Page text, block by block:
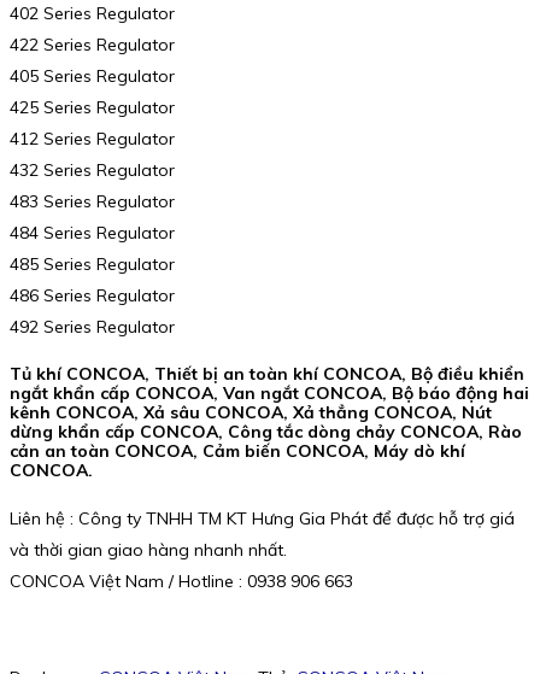
402 Series Regulator
422 Series Regulator
405 Series Regulator
425 Series Regulator
412 Series Regulator
432 Series Regulator
483 Series Regulator
484 Series Regulator
485 Series Regulator
486 Series Regulator
492 Series Regulator
Tủ khí CONCOA, Thiết bị an toàn khí CONCOA, Bộ điều khiển
ngắt khẩn cấp CONCOA, Van ngắt CONCOA, Bộ báo động hai
kênh CONCOA, Xả sâu CONCOA, Xả thẳng CONCOA, Nút
dừng khẩn cấp CONCOA, Công tắc dòng chảy CONCOA, Rào
cản an toàn CONCOA, Cảm biến CONCOA, Máy dò khí
CONCOA.
Liên hệ : Công ty TNHH TM KT Hưng Gia Phát để được hỗ trợ giá
và thời gian giao hàng nhanh nhất.
CONCOA Việt Nam / Hotline : 0938 906 663